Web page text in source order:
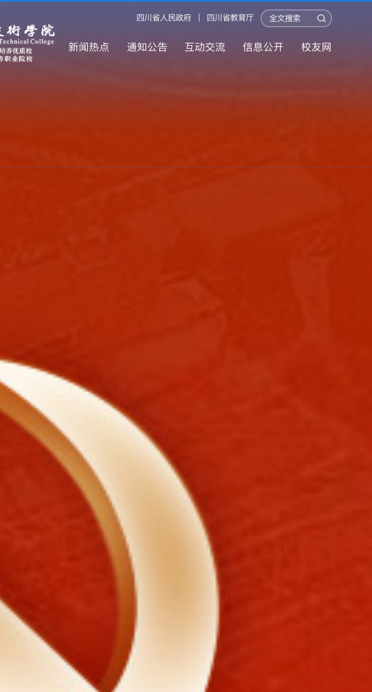
四川省人民政府 四川省教育厅
新闻热点 通知公告 互动交流 信息公开 校友网